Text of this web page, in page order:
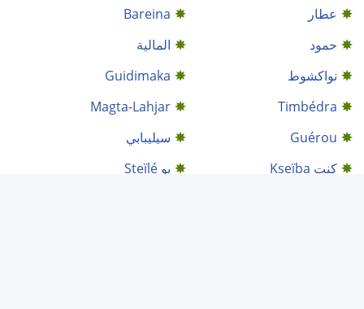
عطار
Bareina
حمود
المالية
نواكشوط
Guidimaka
Timbédra
Magta-Lahjar
Guérou
سيليبابي
كنت Kseïba
بو Steïlé